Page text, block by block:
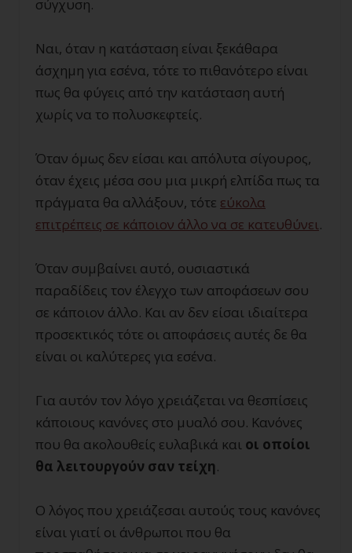
σύγχυση.
Ναι, όταν η κατάσταση είναι ξεκάθαρα
άσχημη για εσένα, τότε το πιθανότερο είναι
πως θα φύγεις από την κατάσταση αυτή
χωρίς να το πολυσκεφτείς.
Όταν όμως δεν είσαι και απόλυτα σίγουρος,
όταν έχεις μέσα σου μια μικρή ελπίδα πως τα
πράγματα θα αλλάξουν, τότε εύκολα
επιτρέπεις σε κάποιον άλλο να σε κατευθύνει.
Όταν συμβαίνει αυτό, ουσιαστικά
παραδίδεις τον έλεγχο των αποφάσεων σου
σε κάποιον άλλο. Και αν δεν είσαι ιδιαίτερα
προσεκτικός τότε οι αποφάσεις αυτές δε θα
είναι οι καλύτερες για εσένα.
Για αυτόν τον λόγο χρειάζεται να θεσπίσεις
κάποιους κανόνες στο μυαλό σου. Κανόνες
που θα ακολουθείς ευλαβικά και οι οποίοι
θα λειτουργούν σαν τείχη.
Ο λόγος που χρειάζεσαι αυτούς τους κανόνες
είναι γιατί οι άνθρωποι που θα